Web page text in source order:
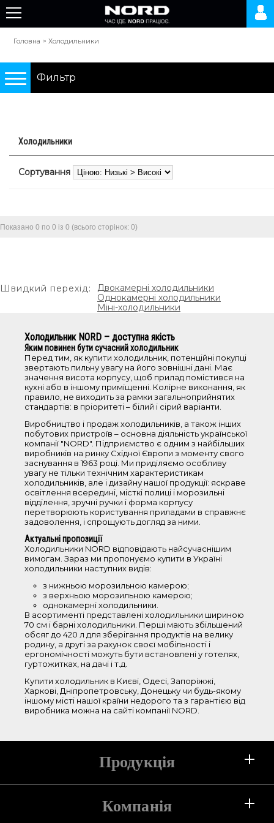
Головна >Холодильники
Фильтр
холодильники з нижньою морозильною
камерою
холодильники з верхньою морозильною
барні холодильники
однокамерні холодильники
холодильники No Frost
Об'єм
<100 л
101-200 л
201-250 л
251-350 л
350-700 л
Висота
0-85 см
86-150 см
181-210 см
Ширина
44-50 см
51-55 см
56-60 см
61-65 см
66-70 см
Колір
сріблястий
срібний текстурний
Холодильники
Сортування
Показано 0 по 0 із 0 (всього сторінок: 0)
Швидкий перехід:
Двокамерні холодильники
Однокамерні холодильники
Міні-холодильники
Холодильник NORD – доступна якість
Яким повинен бути сучасний холодильник
Перед тим, як купити холодильник, потенційні покупці
звертають пильну увагу на його зовнішні дані. Має
значення висота корпусу, щоб прилад помістився на
кухні або в іншому приміщенні. Колірне виконання, як
правило, не виходить за рамки загальноприйнятих
стандартів: в пріоритеті – білий і сірий варіанти.
Виробництво і продаж холодильників, а також інших
побутових пристроїв – основна діяльність української
компанії "NORD". Підприємство є одним з найбільших
виробників на ринку Східної Європи з моменту свого
заснування в 1963 році. Ми приділяємо особливу
увагу не тільки технічним характеристикам
холодильників, але і дизайну нашої продукції: яскраве
освітлення всередині, місткі полиці і морозильні
відділення, зручні ручки і форма корпусу
перетворюють користування приладами в справжнє
задоволення, і спрощують догляд за ними.
Актуальні пропозиції
Холодильники NORD відповідають найсучаснішим
вимогам. Зараз ми пропонуємо купити в Україні
холодильники наступних видів:
з нижньою морозильною камерою;
з верхньою морозильною камерою;
однокамерні холодильники.
В асортименті представлені холодильники шириною
70 см і барні холодильники. Перші мають збільшений
обсяг до 420 л для зберігання продуктів на велику
родину, а другі за рахунок своєї мобільності і
ергономічності можуть бути встановлені у готелях,
гуртожитках, на дачі і т.д.
Купити холодильник в Києві, Одесі, Запоріжжі,
Харкові, Дніпропетровську, Донецьку чи будь-якому
іншому місті нашої країни недорого та з гарантією від
виробника можна на сайті компанії NORD.
Продукція
Холодильники
Компанія